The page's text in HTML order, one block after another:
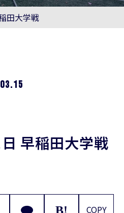
田大学戦
早稲田大学戦
COPY